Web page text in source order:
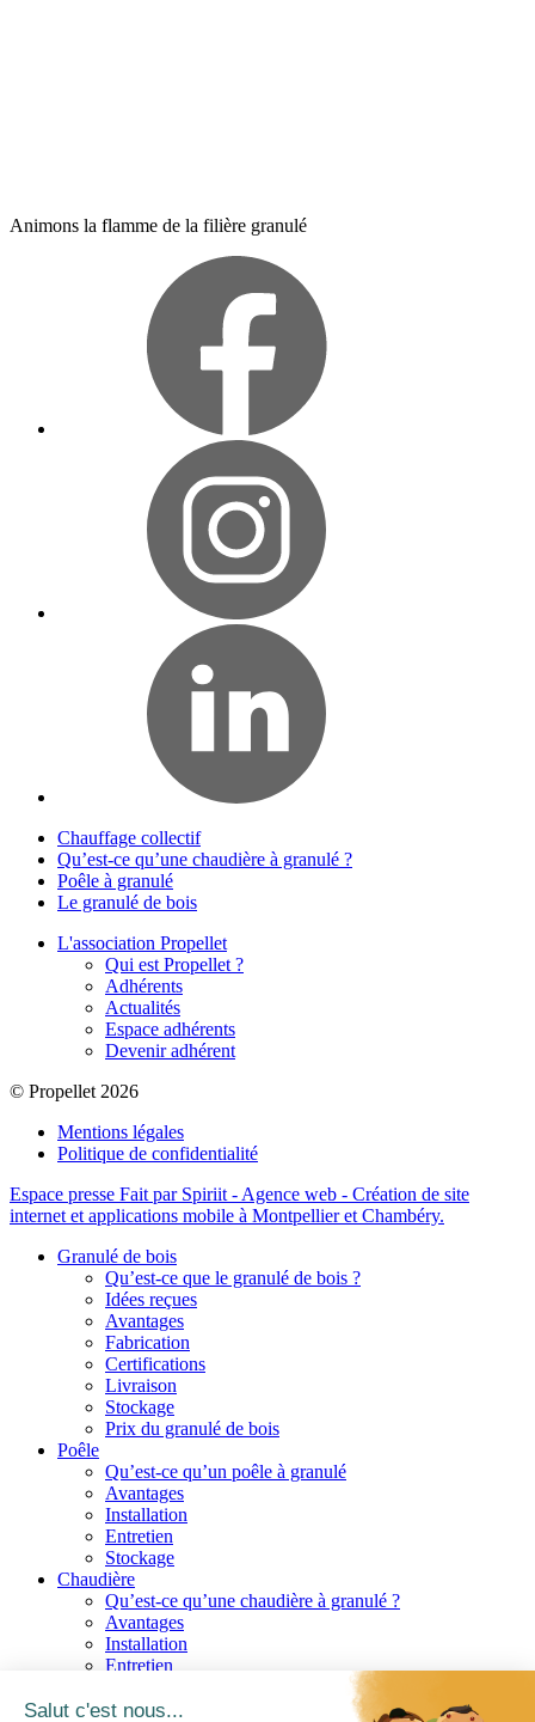
Animons la flamme de la filière granulé
Chauffage collectif
Qu’est-ce qu’une chaudière à granulé ?
Poêle à granulé
Le granulé de bois
L'association Propellet
Qui est Propellet ?
Adhérents
Actualités
Espace adhérents
Devenir adhérent
© Propellet 2026
Mentions légales
Politique de confidentialité
Espace presse Fait par Spiriit - Agence web - Création de site
internet et applications mobile à Montpellier et Chambéry.
Granulé de bois
Qu’est-ce que le granulé de bois ?
Idées reçues
Avantages
Fabrication
Certifications
Livraison
Stockage
Prix du granulé de bois
Poêle
Qu’est-ce qu’un poêle à granulé
Avantages
Installation
Entretien
Stockage
Chaudière
Qu’est-ce qu’une chaudière à granulé ?
Avantages
Installation
Entretien
Chauffage collectif